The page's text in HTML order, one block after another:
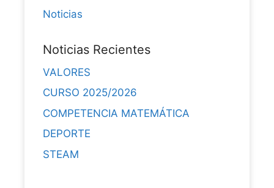
Noticias
Noticias Recientes
VALORES
CURSO 2025/2026
COMPETENCIA MATEMÁTICA
DEPORTE
STEAM